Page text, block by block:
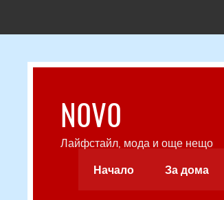
N0V0
Лайфстайл, мода и още нещо
Начало
За дома